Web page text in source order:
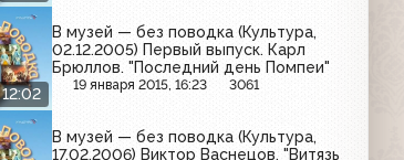
12:02
В музей — без поводка (Культура,
02.12.2005) Первый выпуск. Карл
Брюллов. "Последний день Помпеи"
19 января 2015, 16:23 3061
В музей — без поводка (Культура,
17.02.2006) Виктор Васнецов. "Витязь